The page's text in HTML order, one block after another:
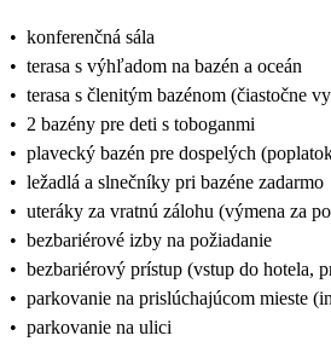
• konferenčná sála
• terasa s výhľadom na bazén a oceán
• terasa s členitým bazénom (čiastočne
• 2 bazény pre deti s toboganmi
• plavecký bazén pre dospelých
• ležadlá a slnečníky pri bazéne zadarmo
• uteráky za vratnú zálohu (výmena za
• bezbariérové izby na požiadanie
• bezbariérový prístup (vstup do hotela,
• parkovanie na prislúchajúcom mieste
• parkovanie na ulici